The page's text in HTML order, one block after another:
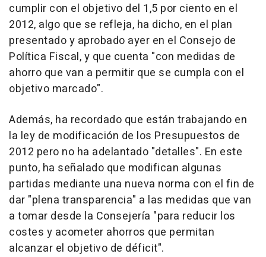
cumplir con el objetivo del 1,5 por ciento en el
2012, algo que se refleja, ha dicho, en el plan
presentado y aprobado ayer en el Consejo de
Política Fiscal, y que cuenta "con medidas de
ahorro que van a permitir que se cumpla con el
objetivo marcado".
Además, ha recordado que están trabajando en
la ley de modificación de los Presupuestos de
2012 pero no ha adelantado "detalles". En este
punto, ha señalado que modifican algunas
partidas mediante una nueva norma con el fin de
dar "plena transparencia" a las medidas que van
a tomar desde la Consejería "para reducir los
costes y acometer ahorros que permitan
alcanzar el objetivo de déficit".